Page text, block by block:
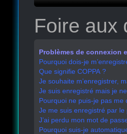
Foire aux
Problèmes de connexion
Pourquoi dois-je
Que signifie COPPA ?
Je souhaite m’enregistrer,
Je suis enregistré mais je
Pourquoi ne puis-je pas me
Je me suis enregistré par
J’ai perdu mon mot de
Pourquoi suis-je